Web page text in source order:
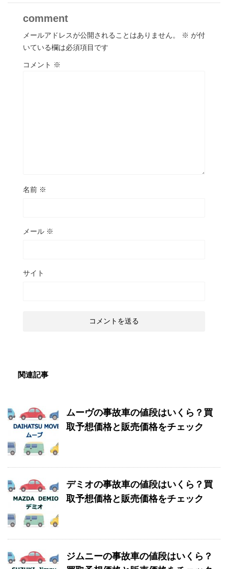
comment
メールアドレスが公開されることはありません。 ※ が付
いている欄は必須項目です
コメント ※
名前 ※
メール ※
サイト
関連記事
ムーヴの事故車の値段はいくら？買
取予想価格と販売価格をチェック
デミオの事故車の値段はいくら？買
取予想価格と販売価格をチェック
ジムニーの事故車の値段はいくら？